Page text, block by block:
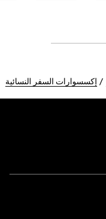
إكسسوارات السفر النسائية